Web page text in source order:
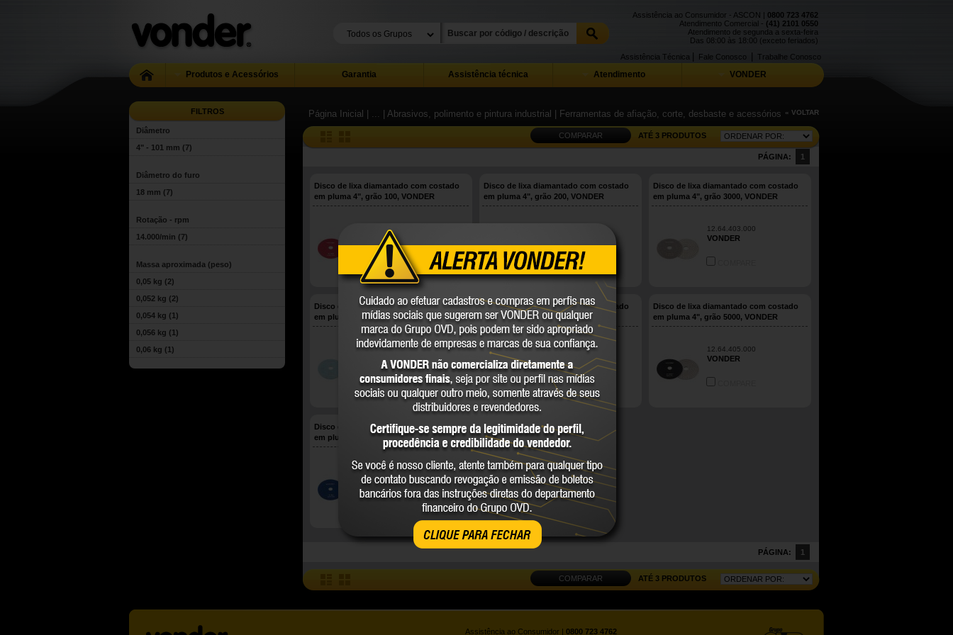
CLIQUE PARA FECHAR
Assistência ao Consumidor - ASCON | 0800 723 4762
Atendimento Comercial - (41) 2101 0550
Atendimento de segunda a sexta-feira
Das 08:00 às 18:00 (exceto feriados)
Trabalhe Conosco
Fale Conosco
Assistência Técnica
Produtos e Acessórios Garantia Assistência técnica Atendimento VONDER
FILTROS
Diâmetro
4" - 101 mm (7)
Diâmetro do furo
18 mm (7)
Rotação - rpm
14.000/min (7)
Massa aproximada (peso)
0,05 kg (2)
0,052 kg (2)
0,054 kg (1)
0,056 kg (1)
0,06 kg (1)
Página Inicial | ... | Abrasivos, polimento e pintura industrial | Ferramentas de afiação, corte, desbaste e acessórios « VOLTAR
COMPARAR ATÉ 3 PRODUTOS
PÁGINA: 1
Disco de lixa diamantado com costado
em pluma 4", grão 100, VONDER
12.64.400.100
VONDER
COMPARE
Disco de lixa diamantado com costado
em pluma 4", grão 200, VONDER
COMPARE
Disco de lixa diamantado com costado
em pluma 4", grão 3000, VONDER
12.64.403.000
VONDER
Disco de lixa diamantado com costado
em pluma 4", grão 400, VONDER
12.64.400.400
VONDER
COMPARE
Disco de lixa diamantado com costado
em pluma 4", grão 50, VONDER
12.64.400.050
VONDER
COMPARE
Disco de lixa diamantado com costado
em pluma 4", grão 5000, VONDER
12.64.405.000
VONDER
Disco de lixa diamantado com costado
em pluma 4", grão 80, VONDER
12.64.400.080
VONDER
PÁGINA: 1
COMPARAR ATÉ 3 PRODUTOS
Assistência ao Consumidor | 0800 723 4762